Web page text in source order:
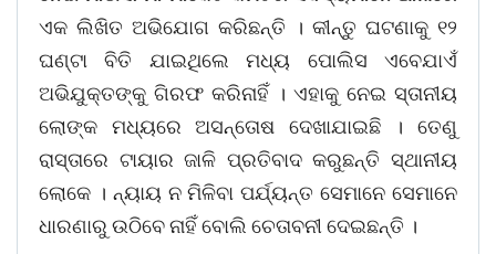
ଏକ ଲିଖିତ ଅଭିଯୋଗ କରିଛନ୍ତି । କୀନ୍ତୁ ଘଟଣାକୁ ୧୨
ଘଣ୍ଟା ବିତି ଯାଇଥିଲେ ମଧ୍ୟ ପୋଲିସ ଏବେଯାଏଁ
ଅଭିଯୁକ୍ତଙ୍କୁ ଗିରଫ କରିନାହିଁ । ଏହାକୁ ନେଇ ସ୍ତାନୀୟ
ଲୋଙ୍କ ମଧ୍ୟରେ ଅସନ୍ତୋଷ ଦେଖାଯାଇଛି । ତେଣୁ
ରାସ୍ତାରେ ଟାୟାର ଜାଳି ପ୍ରତିବାଦ କରୁଛନ୍ତି ସ୍ଥାନୀୟ
ଲୋକେ । ନ୍ୟାୟ ନ ମିଳିବା ପର୍ଯ୍ୟନ୍ତ ସେମାନେ ସେମାନେ
ଧାରଣାରୁ ଉଠିବେ ନାହିଁ ବୋଲି ଚେତାବନୀ ଦେଇଛନ୍ତି ।